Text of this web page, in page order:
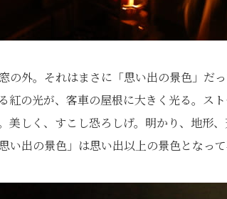
の外。それはまさに「思い出の景色」だ
紅の光が、客車の屋根に大きく光る。ス
美しく、すこし恐ろしげ。明かり、地形
い出の景色」は思い出以上の景色となって